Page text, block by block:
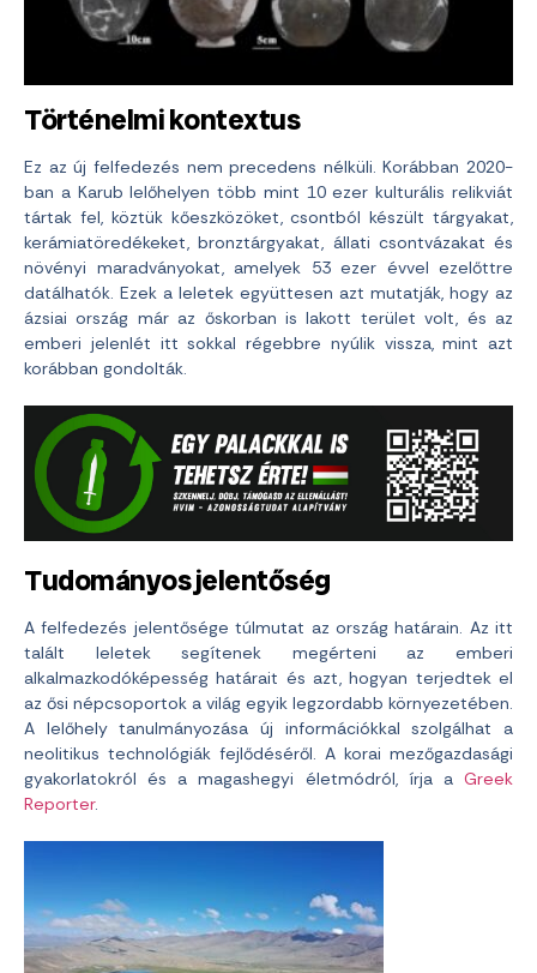
Történelmi kontextus
Ez az új felfedezés nem precedens nélküli. Korábban 2020-
ban a Karub lelőhelyen több mint 10 ezer kulturális relikviát
tártak fel, köztük kőeszközöket, csontból készült tárgyakat,
kerámiatöredékeket, bronztárgyakat, állati csontvázakat és
növényi maradványokat, amelyek 53 ezer évvel ezelőttre
datálhatók. Ezek a leletek együttesen azt mutatják, hogy az
ázsiai ország már az őskorban is lakott terület volt, és az
emberi jelenlét itt sokkal régebbre nyúlik vissza, mint azt
korábban gondolták.
Tudományos jelentőség
A felfedezés jelentősége túlmutat az ország határain. Az itt
talált leletek segítenek megérteni az emberi
alkalmazkodóképesség határait és azt, hogyan terjedtek el
az ősi népcsoportok a világ egyik legzordabb környezetében.
A lelőhely tanulmányozása új információkkal szolgálhat a
neolitikus technológiák fejlődéséről. A korai mezőgazdasági
gyakorlatokról és a magashegyi életmódról, írja a Greek
Reporter.